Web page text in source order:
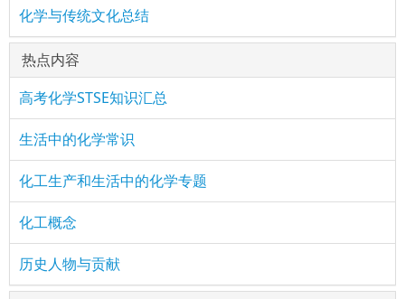
化学与传统文化总结
热点内容
高考化学STSE知识汇总
生活中的化学常识
化工生产和生活中的化学专题
化工概念
历史人物与贡献